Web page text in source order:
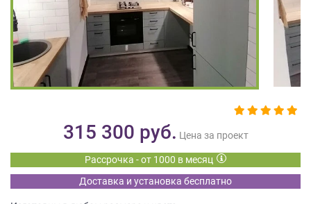
315 300 руб. Цена за проект
Рассрочка - от 1000 в месяц
Доставка и установка бесплатно
обработку
персональных
данных
метрическими
программами
обработки
персональных